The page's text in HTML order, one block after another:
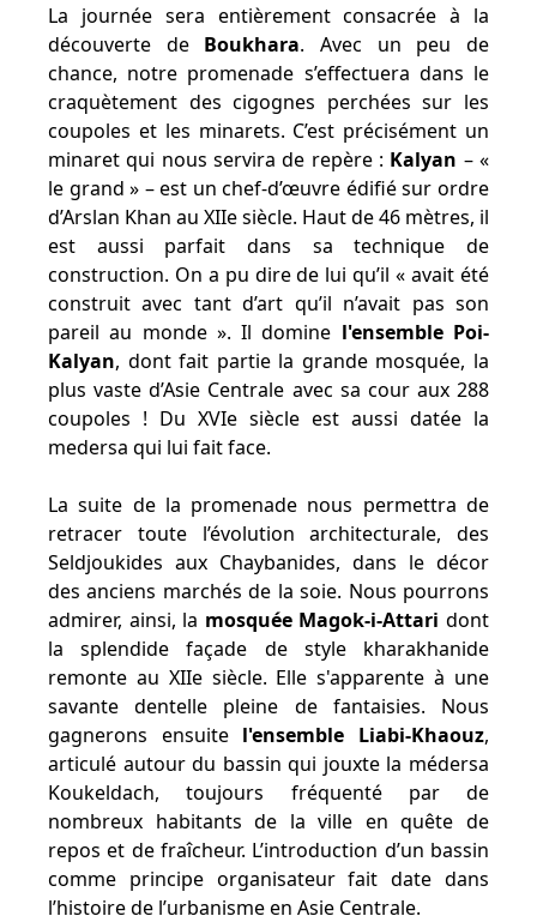
La journée sera entièrement consacrée à la
découverte de Boukhara. Avec un peu de
chance, notre promenade s’effectuera dans le
craquètement des cigognes perchées sur les
coupoles et les minarets. C’est précisément un
minaret qui nous servira de repère : Kalyan – «
le grand » – est un chef-d’œuvre édifié sur ordre
d’Arslan Khan au XIIe siècle. Haut de 46 mètres, il
est aussi parfait dans sa technique de
construction. On a pu dire de lui qu’il « avait été
construit avec tant d’art qu’il n’avait pas son
pareil au monde ». Il domine l'ensemble Poi-
Kalyan, dont fait partie la grande mosquée, la
plus vaste d’Asie Centrale avec sa cour aux 288
coupoles ! Du XVIe siècle est aussi datée la
medersa qui lui fait face.
La suite de la promenade nous permettra de
retracer toute l’évolution architecturale, des
Seldjoukides aux Chaybanides, dans le décor
des anciens marchés de la soie. Nous pourrons
admirer, ainsi, la mosquée Magok-i-Attari dont
la splendide façade de style kharakhanide
remonte au XIIe siècle. Elle s'apparente à une
savante dentelle pleine de fantaisies. Nous
gagnerons ensuite l'ensemble Liabi-Khaouz,
articulé autour du bassin qui jouxte la médersa
Koukeldach, toujours fréquenté par de
nombreux habitants de la ville en quête de
repos et de fraîcheur. L’introduction d’un bassin
comme principe organisateur fait date dans
l’histoire de l’urbanisme en Asie Centrale.